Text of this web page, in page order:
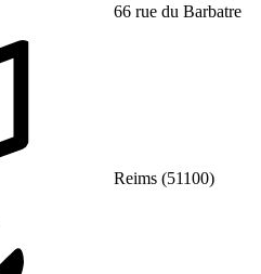
66 rue du Barbatre
Reims (51100)